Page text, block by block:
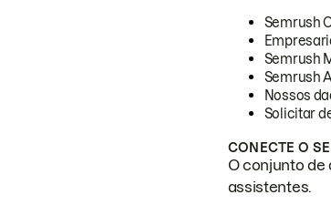
Semrush
Semrush
Semrush
Nossos
Solicitar
CONECTE O
O conjunto de
assistentes.